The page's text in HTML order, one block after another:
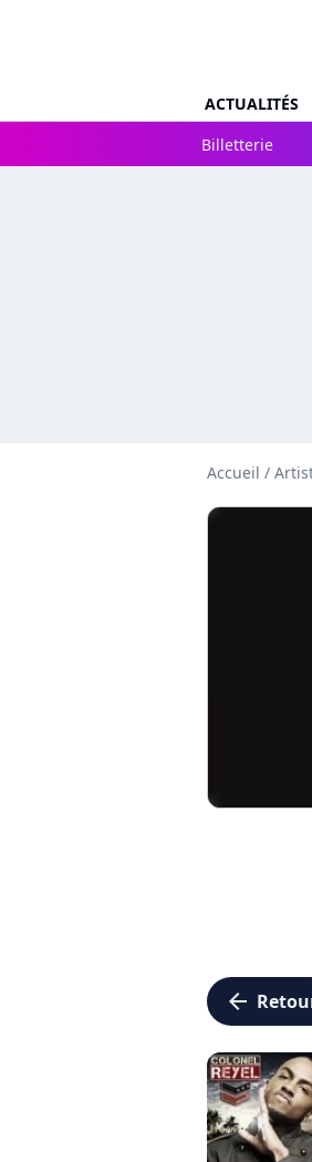
ACTUALITÉS
Billetterie
Accueil /
arrow_left